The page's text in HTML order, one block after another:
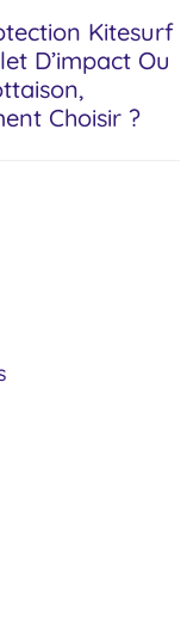
Kitesurf
D’impact Ou
Choisir ?